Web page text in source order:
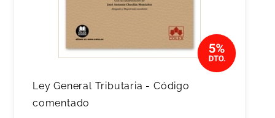
Ley General Tributaria - Código
comentado